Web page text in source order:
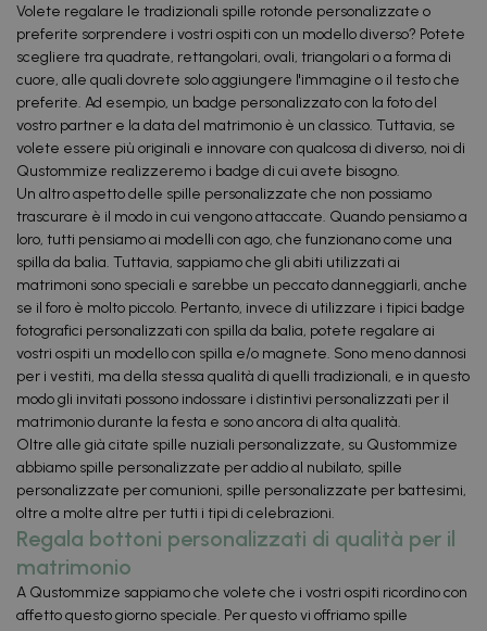
Volete regalare le tradizionali spille rotonde personalizzate o
preferite sorprendere i vostri ospiti con un modello diverso? Potete
scegliere tra quadrate, rettangolari, ovali, triangolari o a forma di
cuore, alle quali dovrete solo aggiungere l'immagine o il testo che
preferite. Ad esempio, un badge personalizzato con la foto del
vostro partner e la data del matrimonio è un classico. Tuttavia, se
volete essere più originali e innovare con qualcosa di diverso, noi di
Qustommize realizzeremo i badge di cui avete bisogno.
Un altro aspetto delle spille personalizzate che non possiamo
trascurare è il modo in cui vengono attaccate. Quando pensiamo a
loro, tutti pensiamo ai modelli con ago, che funzionano come una
spilla da balia. Tuttavia, sappiamo che gli abiti utilizzati ai
matrimoni sono speciali e sarebbe un peccato danneggiarli, anche
se il foro è molto piccolo. Pertanto, invece di utilizzare i tipici badge
fotografici personalizzati con spilla da balia, potete regalare ai
vostri ospiti un modello con spilla e/o magnete. Sono meno dannosi
per i vestiti, ma della stessa qualità di quelli tradizionali, e in questo
modo gli invitati possono indossare i distintivi personalizzati per il
matrimonio durante la festa e sono ancora di alta qualità.
Oltre alle già citate spille nuziali personalizzate, su Qustommize
abbiamo spille personalizzate per addio al nubilato, spille
personalizzate per comunioni, spille personalizzate per battesimi,
oltre a molte altre per tutti i tipi di celebrazioni.
Regala bottoni personalizzati di qualità per il
matrimonio
A Qustommize sappiamo che volete che i vostri ospiti ricordino con
affetto questo giorno speciale. Per questo vi offriamo spille